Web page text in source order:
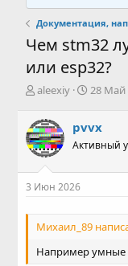
Документация,
Чем stm32
или esp32?
А
т
о
р
т
е
м
aleexiy
Д
а
н
ч
28 Май
pvvx
Активный
3 Июн 2026
Михаил_89
Например умные